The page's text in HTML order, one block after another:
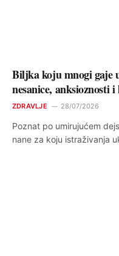
Biljka koju mnogi gaje
nesanice, anksioznosti i
ZDRAVLJE 28/07/2026
Poznat po umirujućem
nane za koju istraživanja